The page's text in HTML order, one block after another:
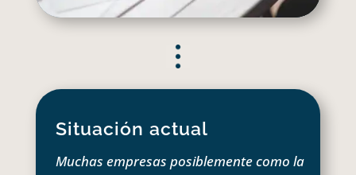
Situación actual
Muchas empresas posiblemente como la